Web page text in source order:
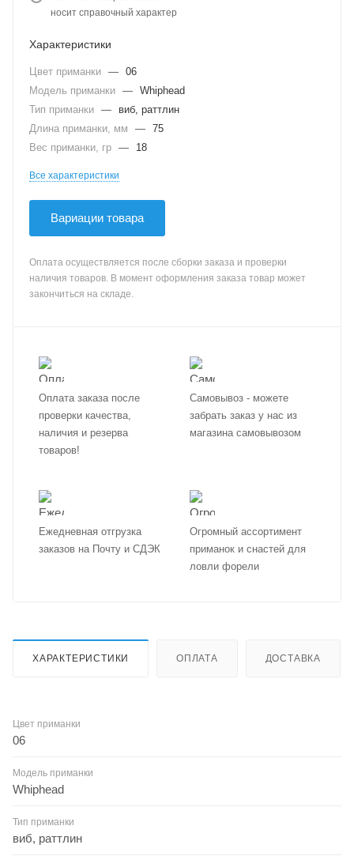
носит справочный характер
Характеристики
Цвет приманки — 06
Модель приманки — Whiphead
Тип приманки —
виб, раттлин
Длина приманки, мм
— 75
Вес приманки, гр — 18
Все характеристики
Вариации товара
Оплата осуществляется после сборки заказа и проверки
наличия товаров. В момент оформления заказа товар может
закончиться на складе.
Оплата заказа после
проверки качества,
наличия и резерва
товаров!
Самовывоз - можете
забрать заказ у нас из
магазина самовывозом
Ежедневная отгрузка
заказов на Почту и СДЭК
Огромный ассортимент
приманок и снастей для
ловли форели
ХАРАКТЕРИСТИКИ ОПЛАТА ДОСТАВКА
Цвет приманки
06
Модель приманки
Whiphead
Тип приманки
виб, раттлин